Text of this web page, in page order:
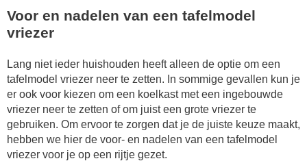
Voor en nadelen van een tafelmodel
vriezer
Lang niet ieder huishouden heeft alleen de optie om een
tafelmodel vriezer neer te zetten. In sommige gevallen kun je
er ook voor kiezen om een koelkast met een ingebouwde
vriezer neer te zetten of om juist een grote vriezer te
gebruiken. Om ervoor te zorgen dat je de juiste keuze maakt,
hebben we hier de voor- en nadelen van een tafelmodel
vriezer voor je op een rijtje gezet.